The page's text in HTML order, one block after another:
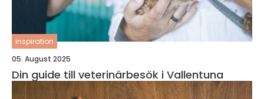
inspiration
05. August 2025
Din guide till veterinärbesök i Vallentuna